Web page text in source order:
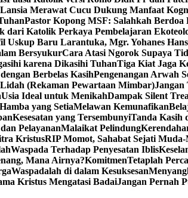
Lansia Merawat Cucu Dukung Manfaat
Pastor Kopong MSF: Salahkah Berdoa
dari Katolik Perkaya Pembelajaran
Uskup Baru Larantuka, Mgr. Yohanes
BersyukurCara Atasi Ngorok Supaya
karena Dikasihi TuhanTiga Kiat Jaga
Berbelas KasihPengenangan Arwah
(Rekaman Pewartaan Mimbar)Jangan
Usia Ideal untuk MenikahDampak Silent
yang SetiaMelawan Kemunafikan
Kesesatan yang TersembunyiTanda Kasih
PelayananMalaikat Pelindung
KristusRIP Momot, Sahabat Sejati
Waspada Terhadap Penyesatan Iblis
Mana Airnya?KomitmenTetaplah
Waspadalah di dalam Kesuksesan
Kristus Mengatasi BadaiJangan Pernah